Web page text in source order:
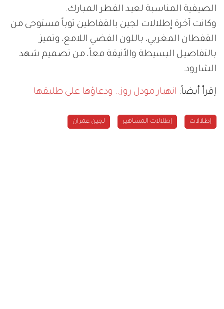
الصيفية المناسبة لعيد الفطر المبارك.
وكانت آخرة إطلالات لجين بالقفاطين ثوباً مستوحى من
القفطان المغربي، باللون الفضي اللامع، وتميز
بالتفاصيل البسيطة والأنيقة معاً، من تصميم شهد
الشارود.
إقرأ أيضاً: انهيار مودل روز.. ودعاؤها على طليقها
إطلالات إطلالات المشاهير لجين عمران